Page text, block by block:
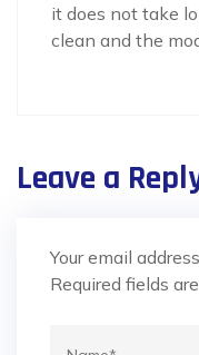
it does not take
clean and the
Leave a
Your email
Required fields